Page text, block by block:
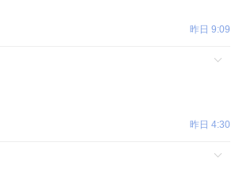
昨日 9:09
昨日 4:30